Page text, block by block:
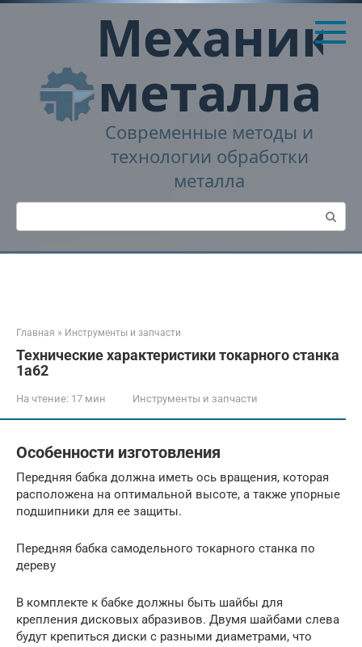
Перейти
Механика
металла
Современные методы и
технологии обработки
металла
Поиск:
Главная » Инструменты и запчасти
Технические характеристики токарного станка
1а62
На чтение: 17 мин Инструменты и запчасти
Особенности изготовления
Передняя бабка должна иметь ось вращения, которая
расположена на оптимальной высоте, а также упорные
подшипники для ее защиты.
Передняя бабка самодельного токарного станка по
дереву
В комплекте к бабке должны быть шайбы для
крепления дисковых абразивов. Двумя шайбами слева
будут крепиться диски с разными диаметрами, что